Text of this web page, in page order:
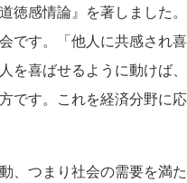
徳感情論』を著しました
です。「他人に共感され
を喜ばせるように動けば
です。これを経済分野に
、つまり社会の需要を満